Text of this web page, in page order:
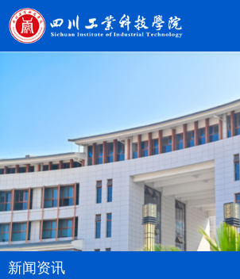
新闻资讯